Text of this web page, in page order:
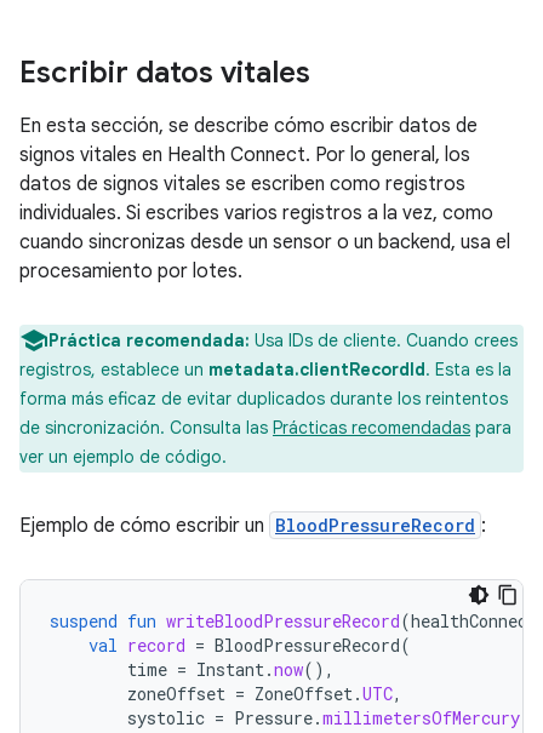
Escribir datos vitales
En esta sección, se describe cómo escribir datos de
signos vitales en Health Connect. Por lo general, los
datos de signos vitales se escriben como registros
individuales. Si escribes varios registros a la vez, como
cuando sincronizas desde un sensor o un backend, usa el
procesamiento por lotes.
Práctica recomendada: Usa IDs de cliente. Cuando crees
registros, establece un metadata.clientRecordId. Esta es la
forma más eficaz de evitar duplicados durante los reintentos
de sincronización. Consulta las Prácticas recomendadas para
ver un ejemplo de código.
Ejemplo de cómo escribir un BloodPressureRecord :
suspend fun writeBloodPressureRecord(
val record = BloodPressureRecord(
time = Instant.now(),
zoneOffset = ZoneOffset.UTC,
systolic = Pressure.millimetersOfMercury